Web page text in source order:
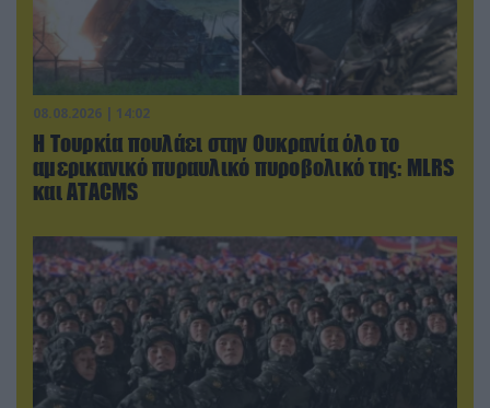
08.08.2026 | 14:02
Η Τουρκία πουλάει στην Ουκρανία όλο το
αμερικανικό πυραυλικό πυροβολικό της: MLRS
και ΑΤΑCMS